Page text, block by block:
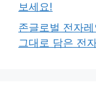
보세요!
존글로벌 전자
그대로 담은 전